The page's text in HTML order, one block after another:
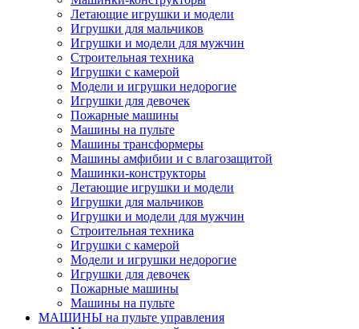
Летающие игрушки и модели
Игрушки для мальчиков
Игрушки и модели для мужчин
Строительная техника
Игрушки с камерой
Модели и игрушки недорогие
Игрушки для девочек
Пожарные машины
Машины на пульте
Машины трансформеры
Машины амфибии и с влагозащитой
Машинки-конструкторы
Летающие игрушки и модели
Игрушки для мальчиков
Игрушки и модели для мужчин
Строительная техника
Игрушки с камерой
Модели и игрушки недорогие
Игрушки для девочек
Пожарные машины
Машины на пульте
МАШИНЫ на пульте управления